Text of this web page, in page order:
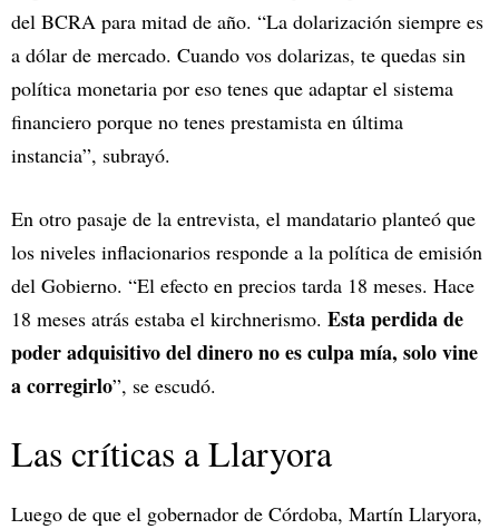
del BCRA para mitad de año. “La dolarización siempre es
a dólar de mercado. Cuando vos dolarizas, te quedas sin
política monetaria por eso tenes que adaptar el sistema
financiero porque no tenes prestamista en última
instancia”, subrayó.
En otro pasaje de la entrevista, el mandatario planteó que
los niveles inflacionarios responde a la política de emisión
del Gobierno. “El efecto en precios tarda 18 meses. Hace
18 meses atrás estaba el kirchnerismo. Esta perdida de
poder adquisitivo del dinero no es culpa mía, solo vine
a corregirlo”, se escudó.
Las críticas a Llaryora
Luego de que el gobernador de Córdoba, Martín Llaryora,